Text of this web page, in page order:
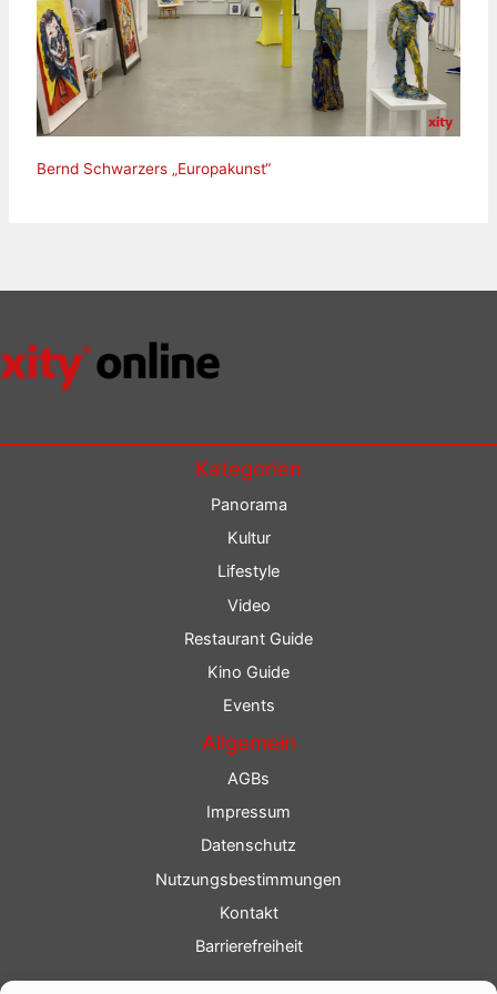
Bernd Schwarzers „Europakunst“
Kategorien
Panorama
Kultur
Lifestyle
Video
Restaurant Guide
Kino Guide
Events
Allgemein
AGBs
Impressum
Datenschutz
Nutzungsbestimmungen
Kontakt
Barrierefreiheit